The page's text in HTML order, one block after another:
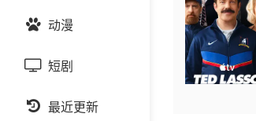
爱情片
科幻片
恐怖片
港台剧
日韩剧
欧美剧
大陆综艺
日韩综艺
港台综艺
动漫
国产动漫
日韩动漫
短剧
最近更新